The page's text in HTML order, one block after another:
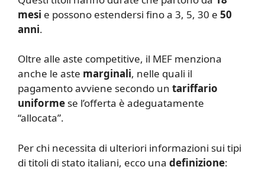
mesi e possono estendersi fino a 3, 5, 30 e 50
anni.
Oltre alle aste competitive, il MEF menziona
anche le aste marginali, nelle quali il
pagamento avviene secondo un tariffario
uniforme se l’offerta è adeguatamente
“allocata”.
Per chi necessita di ulteriori informazioni sui tipi
di titoli di stato italiani, ecco una definizione: